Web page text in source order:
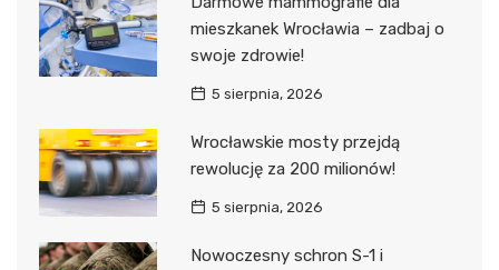
mieszkanek Wrocławia – zadbaj o
swoje zdrowie!
5 sierpnia, 2026
Wrocławskie mosty przejdą
rewolucję za 200 milionów!
5 sierpnia, 2026
Nowoczesny schron S-1 i